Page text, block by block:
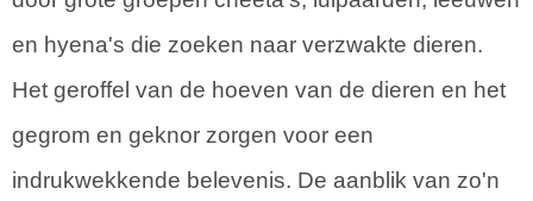
en hyena's die zoeken naar verzwakte dieren.
Het geroffel van de hoeven van de dieren en het
gegrom en geknor zorgen voor een
indrukwekkende belevenis. De aanblik van zo'n